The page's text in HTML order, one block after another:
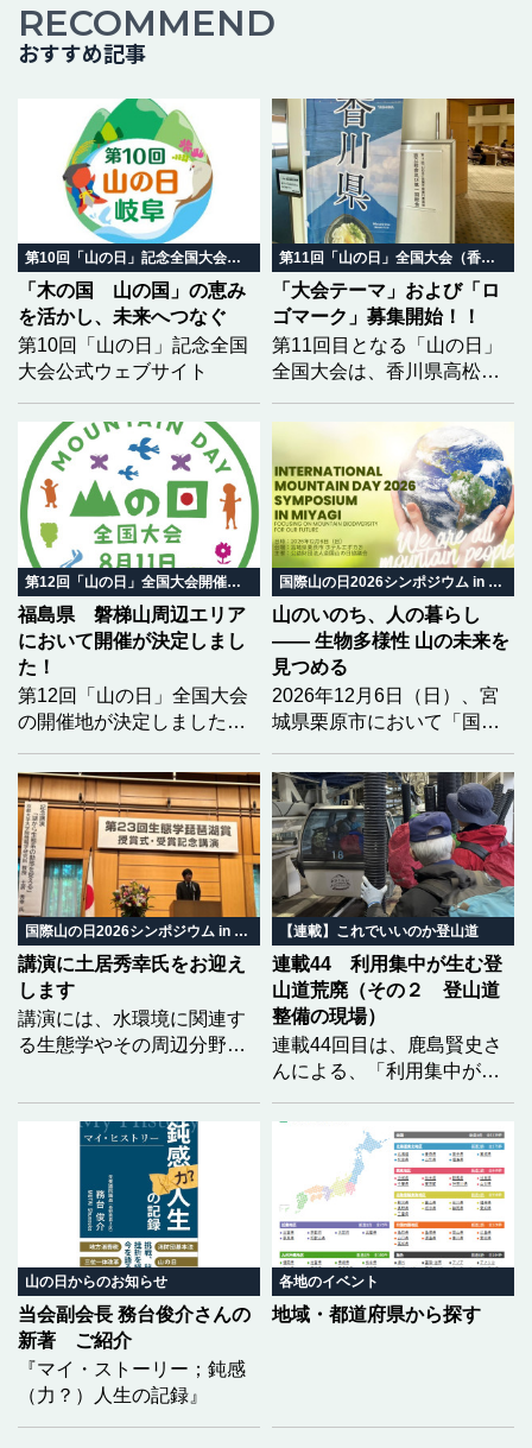
RECOMMEND
おすすめ記事
第10回「山の日」記念全国大会 岐阜in飛騨高山
「木の国 山の国」の恵み
を活かし、未来へつなぐ
第10回「山の日」記念全国
大会公式ウェブサイト
第11回「山の日」全国大会（香川県）
「大会テーマ」および「ロ
ゴマーク」募集開始！！
第11回目となる「山の日」
全国大会は、香川県高松市
会を全国に広くPRするた
め、香川大会の開催趣旨を
踏まえた「大会テーマ」と
「ロゴマーク」の募集を開
始しました。どなたでも応
募可能（団体は除く）で
す。学生の方々も、奮って
応募してください！
第12回「山の日」全国大会開催地決定
福島県 磐梯山周辺エリア
において開催が決定しまし
た！
第12回「山の日」全国大会
の開催地が決定しました！
回大会開催地を「福島県
北塩原村 磐梯町 猪苗代
町」とし、開催地決定を通
知いたしました。
国際山の日2026シンポジウム in みやぎ
山のいのち、人の暮らし
―― 生物多様性 山の未来を
見つめる
2026年12月6日（日）、宮
城県栗原市において「国際
みやぎ」を開催いたしま
す。 今年のテーマは「生物
多様性」。 気候変動という
大きな揺らぎの中で、山と
いのちがどう繋がり、私た
ちの暮らしがどう変わって
いくのか。 地域の自然と暮
らしから、山の未来を共に
考えます。
国際山の日2026シンポジウム in みやぎ
講演に土居秀幸氏をお迎え
します
講演には、水環境に関連す
る生態学やその周辺分野で
された土居秀幸氏（京都大
学大学院情報学研究科教
授）をお迎えし、「どうし
たら生物多様性を『知る』
ことができるのか 〜市民科
学の実践〜」をテーマにご
講演いただく予定です。
【連載】これでいいのか登山道
連載44 利用集中が生む登
山道荒廃（その２ 登山道
整備の現場）
連載44回目は、鹿島賢史さ
んによる、「利用集中が生
なります。福島県の安達太
良山を事例に、前回は登山
道荒廃の実態をレポートい
ただきましたが、今回は、
それらに対して現場でどの
ような整備が行われている
のかを具体的に記していた
だきました。
山の日からのお知らせ
当会副会長 務台俊介さんの
新著 ご紹介
『マイ・ストーリー；鈍感
（力？）人生の記録』
各地のイベント
地域・都道府県から探す